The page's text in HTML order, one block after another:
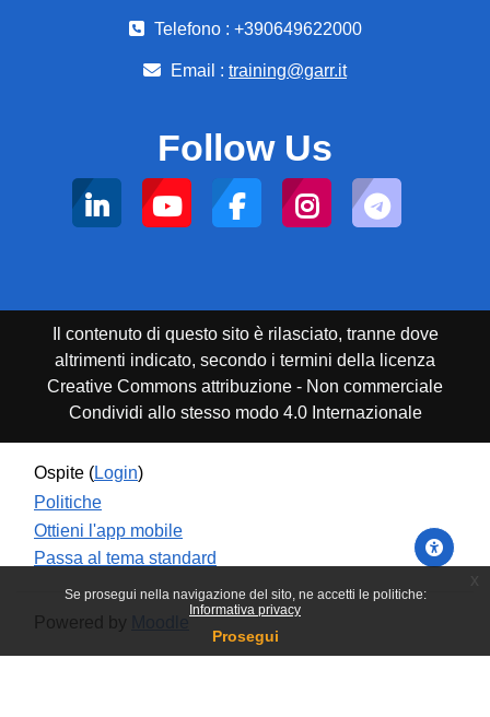
Se prosegui nella navigazione del sito, ne accetti le politiche:
Informativa privacy
Prosegui
Telefono : +390649622000
Email : training@garr.it
Follow Us
Il contenuto di questo sito è rilasciato, tranne dove
altrimenti indicato, secondo i termini della licenza
Creative Commons attribuzione - Non commerciale
Condividi allo stesso modo 4.0 Internazionale
Ospite (Login)
Politiche
Ottieni l'app mobile
Passa al tema standard
Powered by